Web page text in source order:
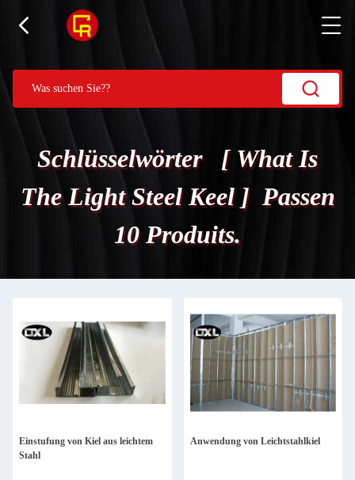
Schlüsselwörter [ What Is
The Light Steel Keel ] Passen
10 Produits.
Einstufung von Kiel aus leichtem
Stahl
Anwendung von Leichtstahlkiel